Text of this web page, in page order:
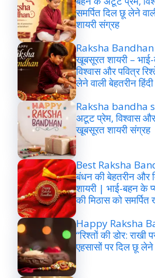
समर्पित दिल छू लेने
शायरी संग्रह
Raksha
खूबसूरत शायरी –
विश्वास और पवित्र
लेने वाली बेहतरीन
Raksha bandha
अटूट प्रेम, विश्वास
खूबसूरत शायरी संग्रह
Best Raksha
बंधन की बेहतरीन और
शायरी | भाई-बहन के
की मिठास को समर्पित
Happy Raksha
“रिश्तों की डोर:
एहसासों पर दिल छू लेने